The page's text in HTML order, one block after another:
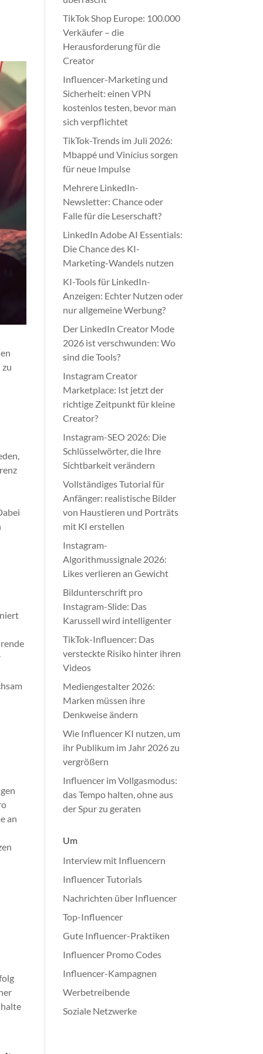
an
TikTok Shop Europe: 100.000
Verkäufer – die
Herausforderung für die
Creator
Influencer-Marketing und
Sicherheit: einen VPN
kostenlos testen, bevor man
sich verpflichtet
TikTok-Trends im Juli 2026:
Mbappé und Vinícius sorgen
für neue Impulse
Mehrere LinkedIn-
Newsletter: Chance oder
Falle für die Leserschaft?
LinkedIn Adobe AI Essentials:
Die Chance des KI-
Marketing-Wandels nutzen
KI-Tools für LinkedIn-
Anzeigen: Echter Nutzen oder
nur allgemeine Werbung?
Der LinkedIn Creator Mode
2026 ist verschwunden: Wo
sind die Tools?
Instagram Creator
Marketplace: Ist jetzt der
richtige Zeitpunkt für kleine
Creator?
Instagram-SEO 2026: Die
Schlüsselwörter, die Ihre
Sichtbarkeit verändern
Vollständiges Tutorial für
Anfänger: realistische Bilder
von Haustieren und Porträts
mit KI erstellen
Instagram-
Algorithmussignale 2026:
Likes verlieren an Gewicht
Bildunterschrift pro
Instagram-Slide: Das
Karussell wird intelligenter
TikTok-Influencer: Das
versteckte Risiko hinter ihren
Videos
Mediengestalter 2026:
Marken müssen ihre
Denkweise ändern
Wie Influencer KI nutzen, um
ihr Publikum im Jahr 2026 zu
vergrößern
Influencer im Vollgasmodus:
das Tempo halten, ohne aus
der Spur zu geraten
Um
Interview mit Influencern
Influencer Tutorials
Nachrichten über Influencer
Top-Influencer
Gute Influencer-Praktiken
Influencer Promo Codes
Influencer-Kampagnen
Werbetreibende
Soziale Netzwerke